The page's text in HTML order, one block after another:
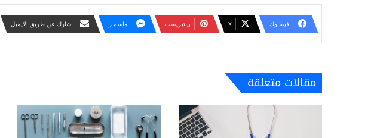
فيسبوك ‫X بينتيريست ماسنجر شارك عن طريق الايميل
مقالات متعلقة